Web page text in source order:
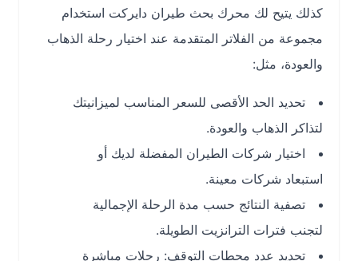
كذلك يتيح لك محرك بحث طيران دايركت استخدام
مجموعة من الفلاتر المتقدمة عند اختيار رحلة الذهاب
والعودة، مثل:
تحديد الحد الأقصى للسعر المناسب لميزانيتك
لتذاكر الذهاب والعودة.
اختيار شركات الطيران المفضلة لديك أو
استبعاد شركات معينة.
تصفية النتائج حسب مدة الرحلة الإجمالية
لتجنب فترات الترانزيت الطويلة.
تحديد عدد محطات التوقف: رحلات مباشرة